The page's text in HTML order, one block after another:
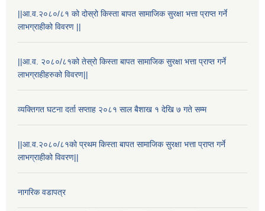
||आ.व.२०८०/८१ को दोस्रो किस्ता बापत सामाजिक सुरक्षा भत्ता प्राप्त गर्ने
लाभग्राहीको विवरण ||
||आ.व. २०८०/८१को तेस्रो किस्ता बापत सामाजिक सुरक्षा भत्ता प्राप्त गर्ने
लाभग्राहीहरुको विवरण||
व्यक्तिगत घटना दर्ता सप्ताह २०८१ साल बैशाख १ देखि ७ गते सम्म
||आ.व.२०८०/८१को प्रथम किस्ता बापत सामाजिक सुरक्षा भत्ता प्राप्त गर्ने
लाभग्राहीको विवरण||
नागरिक वडापत्र